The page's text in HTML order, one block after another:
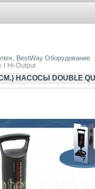
BestWay Оборудование
I Hi-Output
СМ.) НАСОСЫ DOUBLE